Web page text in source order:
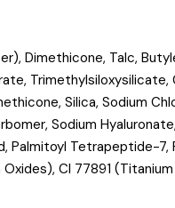
Dimethicone, Talc,
Trimethylsiloxysilicate,
Silica, Sodium
Sodium
Palmitoyl Tetrapeptide-
CI 77891